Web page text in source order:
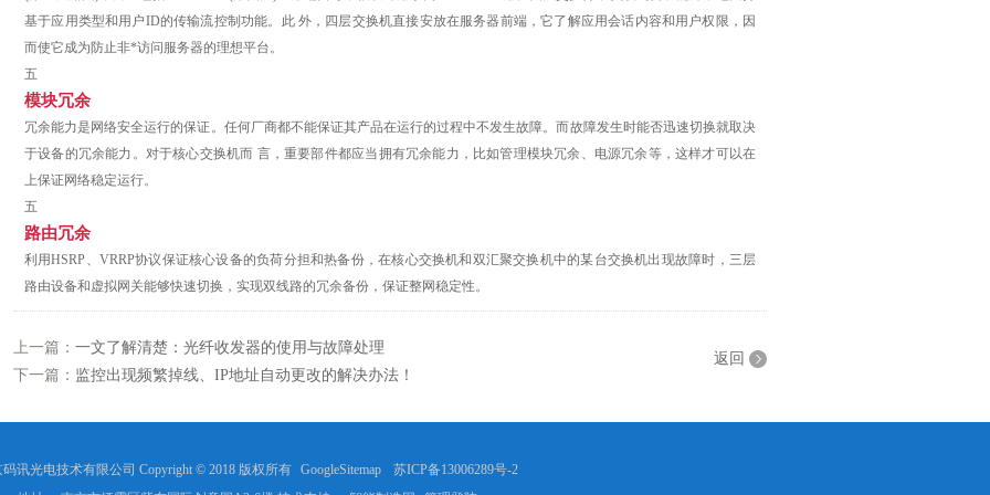
基于应用类型和用户ID的传输流控制功能。此 外，四层交换机直接安放在服务器前端，它了解应用会话内容和用户权限，因
而使它成为防止非*访问服务器的理想平台。
五
模块冗余
冗余能力是网络安全运行的保证。任何厂商都不能保证其产品在运行的过程中不发生故障。而故障发生时能否迅速切换就取决
于设备的冗余能力。对于核心交换机而 言，重要部件都应当拥有冗余能力，比如管理模块冗余、电源冗余等，这样才可以在
上保证网络稳定运行。
五
路由冗余
利用HSRP、VRRP协议保证核心设备的负荷分担和热备份，在核心交换机和双汇聚交换机中的某台交换机出现故障时，三层
路由设备和虚拟网关能够快速切换，实现双线路的冗余备份，保证整网稳定性。
上一篇： 一文了解清楚：光纤收发器的使用与故障处理
下一篇： 监控出现频繁掉线、IP地址自动更改的解决办法！
返回
码讯光电技术有限公司 Copyright © 2018 版权所有 GoogleSitemap
苏ICP备13006289号-2